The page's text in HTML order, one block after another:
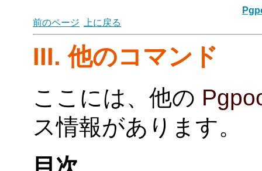
前のページ
上に戻る
III. 他のコマンド
ここには、他の
ス情報があります。